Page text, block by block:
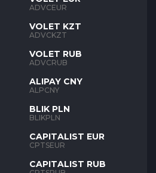
ADVCEUR
VOLET KZT
ADVCKZT
VOLET RUB
ADVCRUB
ALIPAY CNY
ALPCNY
BLIK PLN
BLIKPLN
CAPITALIST EUR
CPTSEUR
CAPITALIST RUB